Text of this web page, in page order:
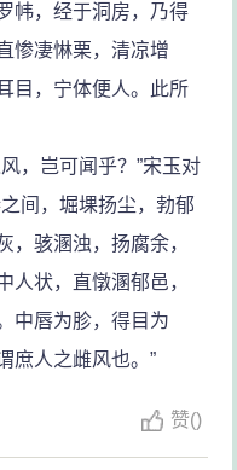
帏，经于洞房，乃得
惨凄惏栗，清凉增
目，宁体便人。此所
，岂可闻乎？”宋玉对
间，堀堁扬尘，勃郁
，骇溷浊，扬腐余，
人状，直憞溷郁邑，
中唇为胗，得目为
庶人之雌风也。”
赞()